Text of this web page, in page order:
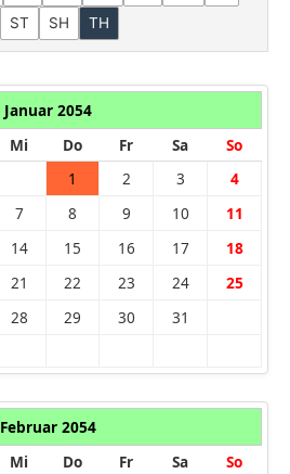
ST SH TH
Januar 2054
Mi Do Fr Sa So
1 2 3 4
7 8 9 10 11
14 15 16 17 18
21 22 23 24 25
28 29 30 31
Februar 2054
Mi Do Fr Sa So